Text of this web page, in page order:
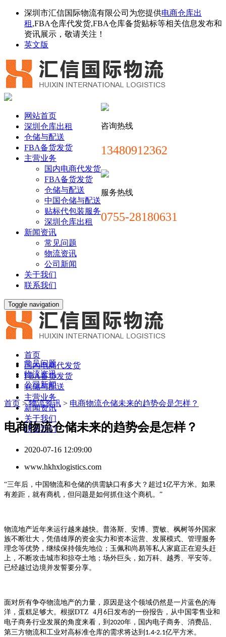
深圳市汇信国际物流有限公司为您提供电商仓库出
租 ,FBA仓库代发货,FBA仓库备货贴标等相关信息发布和
资讯展示，敬请关注！
英文版
咨询热线
13480912362
服务热线
0755-28180631
网站首页
深圳仓库出租
仓储与配送
FBA备货发货
主营业务
国内电商代发货
FBA备货发货
仓储与配送
中国仓储与配送
贴标代包装服务
深圳仓库出租
新闻资讯
常见问题
物流资讯
公司新闻
关于我们
联系我们
Toggle navigation
首页
国内电商代发货
FBA备货发货
仓储与配送
主营业务
新闻资讯
关于我们
联系我们
常见问题
物流资讯
公司新闻
首页 >物流资讯 > 电商物流仓储未来的趋势会是怎样？
电商物流仓储未来的趋势会是怎样？
2020-07-16 12:09:00
www.hkhxlogistics.com
“三年后，中国物流和仓储的供需缺口有多大？超过1亿平方米。如果
有差距，就有商机，但问题是如何抓住这个商机。”
物流地产近年来运行越来越快。普洛斯、安博、贾敏、枫树等外国家
族不断壮大，凭借雄厚的资金实力和资本运营、发展模式、管理服务
理念等优势，继续保持领先地位；玉佩和尚易等私人家庭正在迎头赶
上，不断攻击城市和掠夺土地；场外巨头，如万科、越秀、平安等。
已经越过边境并发誓要分享。
面对所有争夺物流地产的力量，原因是这个领域仍然是一片蓝色的海
洋，蛋糕足够大。根据DTZ 4 月 6 日发布的一份报告，从中国零售业和
电子商务行业发展的角度来看，到 2020年，国内电子商务、消费品、
第三方物流和工业对高标准仓库的需求将达到 1.4-2.1亿平方米。